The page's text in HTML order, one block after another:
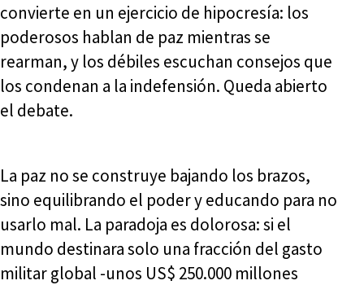
convierte en un ejercicio de hipocresía: los
poderosos hablan de paz mientras se
rearman, y los débiles escuchan consejos que
los condenan a la indefensión. Queda abierto
el debate.
La paz no se construye bajando los brazos,
sino equilibrando el poder y educando para no
usarlo mal. La paradoja es dolorosa: si el
mundo destinara solo una fracción del gasto
militar global -unos US$ 250.000 millones